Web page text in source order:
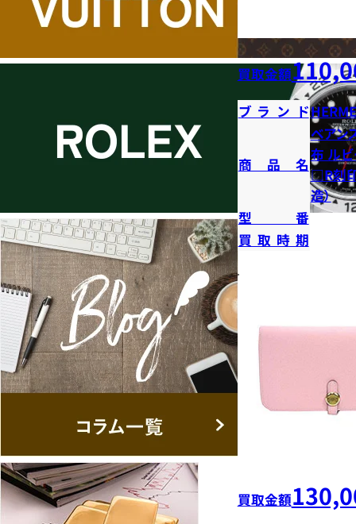
買取金額
ブランド
商品名
ベアン
布 ルビ
□R刻
造）
型番
買取時期
買取金額